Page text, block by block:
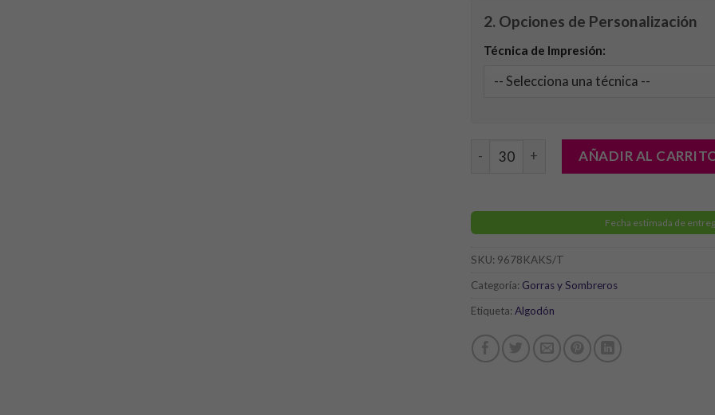
2. Opciones de Personalización
Técnica de Impresión:
Gorra Saigon cantidadAÑADIR AL
Fecha estimada de
SKU: 9678KAKS/T
Categoría: Gorras y Sombreros
Etiqueta: Algodón